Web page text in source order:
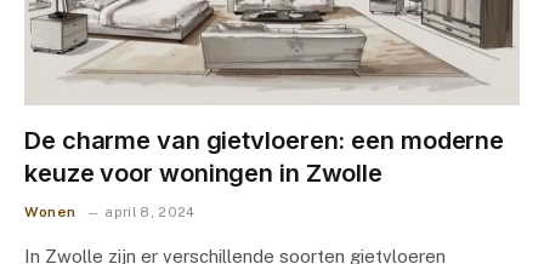
De charme van gietvloeren: een moderne
keuze voor woningen in Zwolle
Wonen april 8, 2024
In Zwolle zijn er verschillende soorten gietvloeren